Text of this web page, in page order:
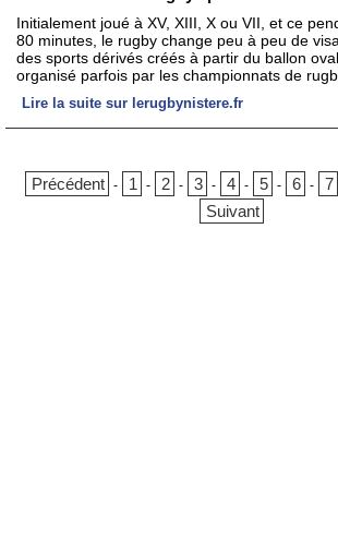
Initialement joué à XV, XIII, X ou VII, et ce
80 minutes, le rugby change peu à peu de
des sports dérivés créés à partir du ballon
organisé parfois par les championnats de
Lire la suite sur lerugbynistere.fr
Précédent - 1 - 2 - 3 - 4 - 5 - 6 - 7
Suivant